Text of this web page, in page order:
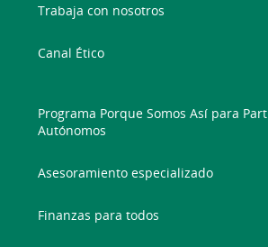
Trabaja con nosotros
Canal Ético
Programa Porque Somos Así para
Autónomos
Asesoramiento especializado
Finanzas para todos